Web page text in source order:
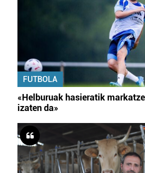
FUTBOLA
«Helburuak hasieratik
izaten da»